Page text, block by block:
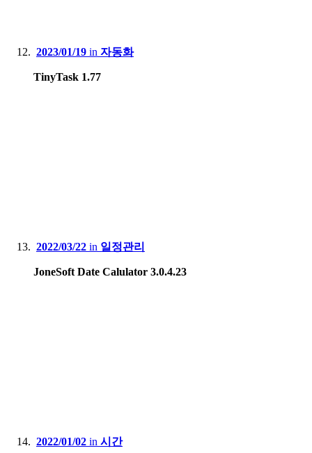
2023/01/19 in 자동화
TinyTask 1.77
2022/03/22 in 일정관리
JoneSoft Date Calulator 3.0.4.23
2022/01/02 in 시간